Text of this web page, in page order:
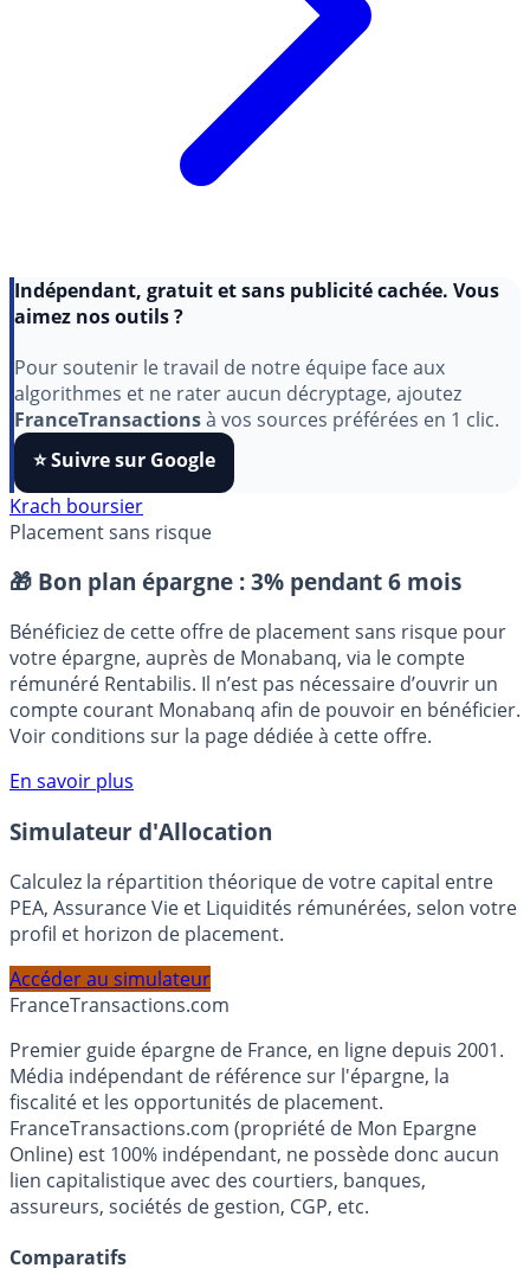
aimez nos outils ?
Pour soutenir le travail de notre équipe face aux
algorithmes et ne rater aucun décryptage, ajoutez
FranceTransactionsà vos sources préférées en 1 clic.
⭐️ Suivre sur Google
Placement sans risque
🎁 Bon plan épargne : 3% pendant 6 mois
Bénéficiez de cette offre de placement sans risque pour
votre épargne, auprès de Monabanq, via le compte
rémunéré Rentabilis. Il n’est pas nécessaire d’ouvrir un
Voir conditions sur la page dédiée à cette offre.
En savoir plus
Simulateur d'Allocation
Calculez la répartition théorique de votre capital entre
PEA, Assurance Vie et Liquidités rémunérées, selon votre
profil et horizon de placement.
FranceTransactions.com
Premier guide épargne de France, en ligne depuis 2001.
Média indépendant de référence sur l'épargne, la
fiscalité et les opportunités de placement.
FranceTransactions.com (propriété de Mon Epargne
Online) est 100% indépendant, ne possède donc aucun
lien capitalistique avec des courtiers, banques,
assureurs, sociétés de gestion, CGP, etc.